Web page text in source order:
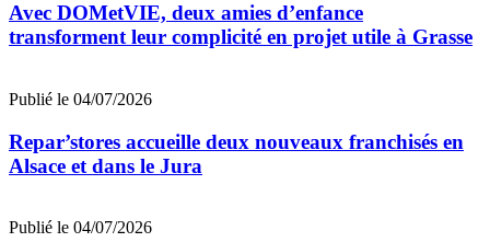
Avec DOMetVIE, deux amies d’enfance
transforment leur complicité en projet utile à Grasse
Publié le 04/07/2026
Repar’stores accueille deux nouveaux franchisés en
Alsace et dans le Jura
Publié le 04/07/2026